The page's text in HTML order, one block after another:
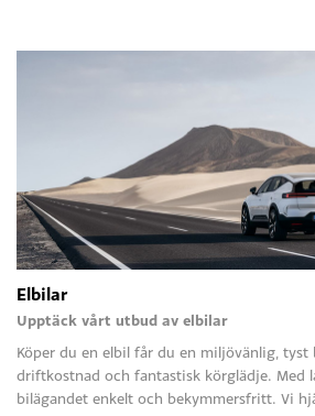
Elbilar
Upptäck vårt utbud av elbilar
Köper du en elbil får du en miljövänlig, tyst
driftkostnad och fantastisk körglädje. Med
bilägandet enkelt och bekymmersfritt. Vi